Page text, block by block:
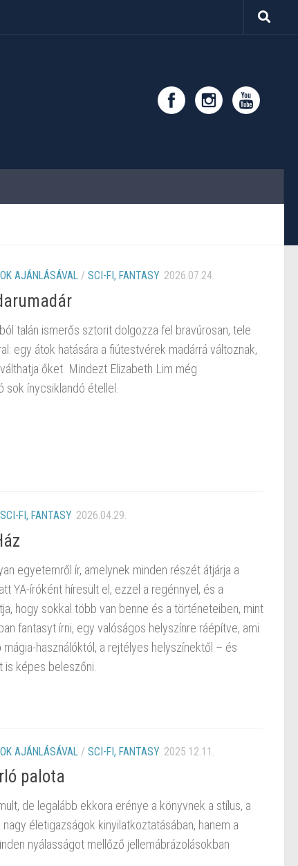
AJÁNLÁSÁVAL / SCI-FI, FANTASY 2026.07.24.
talán ismerős sztorit dolgozza fel bravúrosan, tele
egy átok hatására a fiútestvérek madárrá változnak,
őket. Mindezt Elizabeth Lim még
ínycsiklandó étellel.
SCI-FI, FANTASY 2026.04.29.
egyetemről ír, amelynek minden részét átjárja a
YA-íróként híresült el, ezzel a regénnyel, és a
hogy sokkal több van benne és a történeteiben, mint
fantasyt írni, egy valóságos helyszínre ráépítve, ami
használóktól, a rejtélyes helyszínektől – és
képes beleszőni.
AJÁNLÁSÁVAL / SCI-FI, FANTASY 2025.12.11.
palota
de legalább ekkora erénye a könyvnek a stílus, a
életigazságok kinyilatkoztatásában, hanem a
nyálasságot mellőző jellemábrázolásokban